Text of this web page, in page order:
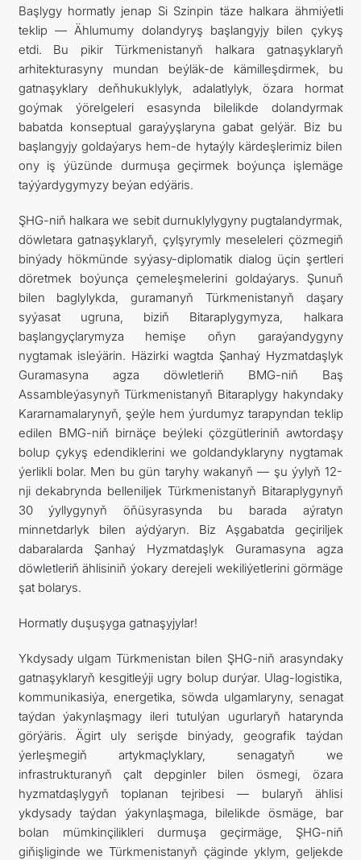
Başlygy hormatly jenap Si Szinpin täze halkara ähmiýetli
teklip — Ählumumy dolandyryş başlangyjy bilen çykyş
etdi. Bu pikir Türkmenistanyň halkara gatnaşyklaryň
arhitekturasyny mundan beýläk-de kämilleşdirmek, bu
gatnaşyklary deňhukuklylyk, adalatlylyk, özara hormat
goýmak ýörelgeleri esasynda bilelikde dolandyrmak
babatda konseptual garaýyşlaryna gabat gelýär. Biz bu
başlangyjy goldaýarys hem-de hytaýly kärdeşlerimiz bilen
ony iş ýüzünde durmuşa geçirmek boýunça işlemäge
taýýardygymyzy beýan edýäris.
ŞHG-niň halkara we sebit durnuklylygyny pugtalandyrmak,
döwletara gatnaşyklaryň, çylşyrymly meseleleri çözmegiň
binýady hökmünde syýasy-diplomatik dialog üçin şertleri
döretmek boýunça çemeleşmelerini goldaýarys. Şunuň
bilen baglylykda, guramanyň Türkmenistanyň daşary
syýasat ugruna, biziň Bitaraplygymyza, halkara
başlangyçlarymyza hemişe oňyn garaýandygyny
nygtamak isleýärin. Häzirki wagtda Şanhaý Hyzmatdaşlyk
Guramasyna agza döwletleriň BMG-niň Baş
Assambleýasynyň Türkmenistanyň Bitaraplygy hakyndaky
Kararnamalarynyň, şeýle hem ýurdumyz tarapyndan teklip
edilen BMG-niň birnäçe beýleki çözgütleriniň awtordaşy
bolup çykyş edendiklerini we goldandyklaryny nygtamak
ýerlikli bolar. Men bu gün taryhy wakanyň — şu ýylyň 12-
nji dekabrynda belleniljek Türkmenistanyň Bitaraplygynyň
30 ýyllygynyň öňüsyrasynda bu barada aýratyn
minnetdarlyk bilen aýdýaryn. Biz Aşgabatda geçiriljek
dabaralarda Şanhaý Hyzmatdaşlyk Guramasyna agza
döwletleriň ählisiniň ýokary derejeli wekiliýetlerini görmäge
şat bolarys.
Hormatly duşuşyga gatnaşyjylar!
Ykdysady ulgam Türkmenistan bilen ŞHG-niň arasyndaky
gatnaşyklaryň kesgitleýji ugry bolup durýar. Ulag-logistika,
kommunikasiýa, energetika, söwda ulgamlaryny, senagat
taýdan ýakynlaşmagy ileri tutulýan ugurlaryň hatarynda
görýäris. Ägirt uly serişde binýady, geografik taýdan
ýerleşmegiň artykmaçlyklary, senagatyň we
infrastrukturanyň çalt depginler bilen ösmegi, özara
hyzmatdaşlygyň toplanan tejribesi — bularyň ählisi
ykdysady taýdan ýakynlaşmaga, bilelikde ösmäge, bar
bolan mümkinçilikleri durmuşa geçirmäge, ŞHG-niň
giňişliginde we Türkmenistanyň çäginde yklym, geljekde